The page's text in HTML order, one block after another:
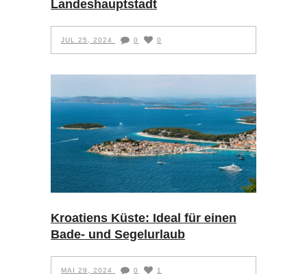
Landeshauptstadt
JUL 25, 2024 0 0
Kroatiens Küste: Ideal für einen
Bade- und Segelurlaub
MAI 29, 2024 0 1